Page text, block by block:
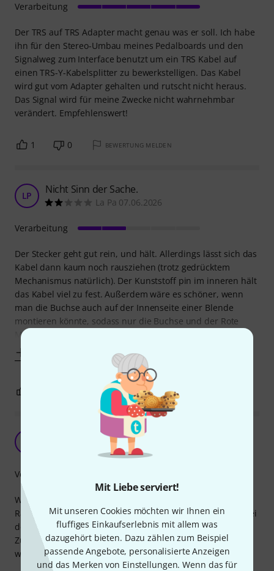
Mit Liebe serviert!
Mit unseren Cookies möchten wir Ihnen ein
fluffiges Einkaufserlebnis mit allem was
dazugehört bieten. Dazu zählen zum Beispiel
passende Angebote, personalisierte Anzeigen
und das Merken von Einstellungen. Wenn das für
Der TRS auf TRS Adapter macht genau was er soll. Ich habe
ihn für den Stereo-Umbau meines Pedalboards und den
Signalweg zum Interface benutzt um ein TRS Kabel auf
einen TRS-Y-Kabelsplitter zu bewerkstelligen. Das Kabel
wird gut vom Adapter gehalten und rutscht nicht heraus.
Das Signal wird für meine Zwecke nicht wahrnehmbar
verändert. Empfehlenswert!
Verarbeitung
1 0 BEWERTUNG MELDEN
LP Nicht Sinn der Sache.
La Pa 07.06.2026
Der Stecker geht gut rein, und hält. Allerdings lässt sich das
Kabel dann kaum noch rausziehen (trotz gedrücktem
Mechanismus natürlich). Der Kunststoff pin im inneren hält
das Kabel viel zu fest. Außerdem wäre es schöner, wenn
man die Buchse auch auf der Innenseite einer Blende
montieren könnte, sodass nur die Buchse und der Rote
Mechanismus rausschauen. Dafür müsste
Verarbeitung
BEWERTUNG MELDEN
Super Produkt - leider fehlen die Schrauben…
Soulthilo. 29.11.2025
Wäre doch nett, wenn man entweder bei dem 1HE
Rackeinschub, wo die Buchse montiert werden will oder bei
der Buchse selbst passende Schrauben inkludiert wären.
Zumindest ein Link zu bestellbaren passenden Schrauben
wäre doch im Sinne der Kunden…..
Verarbeitung